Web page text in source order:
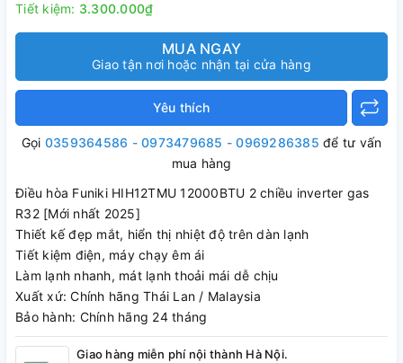
Tiết kiệm: 3.300.000₫
MUA NGAY
Giao tận nơi hoặc nhận tại cửa hàng
Yêu thích
Gọi 0359364586 - 0973479685 - 0969286385 để tư vấn
mua hàng
Điều hòa Funiki HIH12TMU 12000BTU 2 chiều inverter gas
R32 [Mới nhất 2025]
Thiết kế đẹp mắt, hiển thị nhiệt độ trên dàn lạnh
Tiết kiệm điện, máy chạy êm ái
Làm lạnh nhanh, mát lạnh thoải mái dễ chịu
Xuất xứ: Chính hãng Thái Lan / Malaysia
Bảo hành: Chính hãng 24 tháng
Giao hàng miễn phí nội thành Hà Nội.